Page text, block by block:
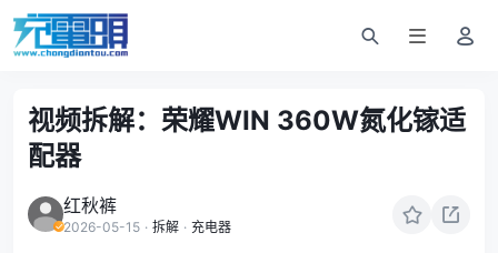
视频拆解：荣耀WIN 360W氮化镓适
配器
红秋裤
2026-05-15 · 拆解 · 充电器